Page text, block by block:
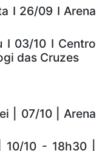
I 26/09 I Arena
I 03/10 I Centro
das Cruzes
| 07/10 | Arena
10 - 18h30 |